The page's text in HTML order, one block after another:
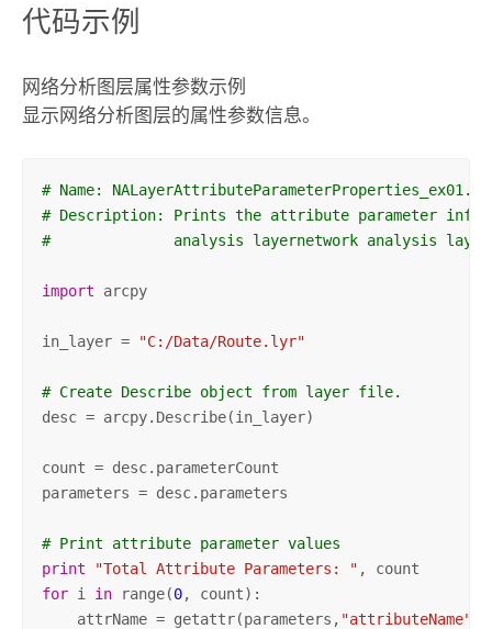
代码示例
网络分析图层属性参数示例
显示网络分析图层的属性参数信息。
# Name: NALayerAttributeParameterProperties_ex01.py
# Description: Prints the attribute parameter
#              analysis layernetwork analysis
import arcpy
in_layer = "C:/Data/Route.lyr"
# Create Describe object from layer file.
desc = arcpy.Describe(in_layer)
count = desc.parameterCount
parameters = desc.parameters
# Print attribute parameter values
print
"Total Attribute Parameters: "
for i in range(0, count):
    attrName = getattr(parameters,
"attributeName"